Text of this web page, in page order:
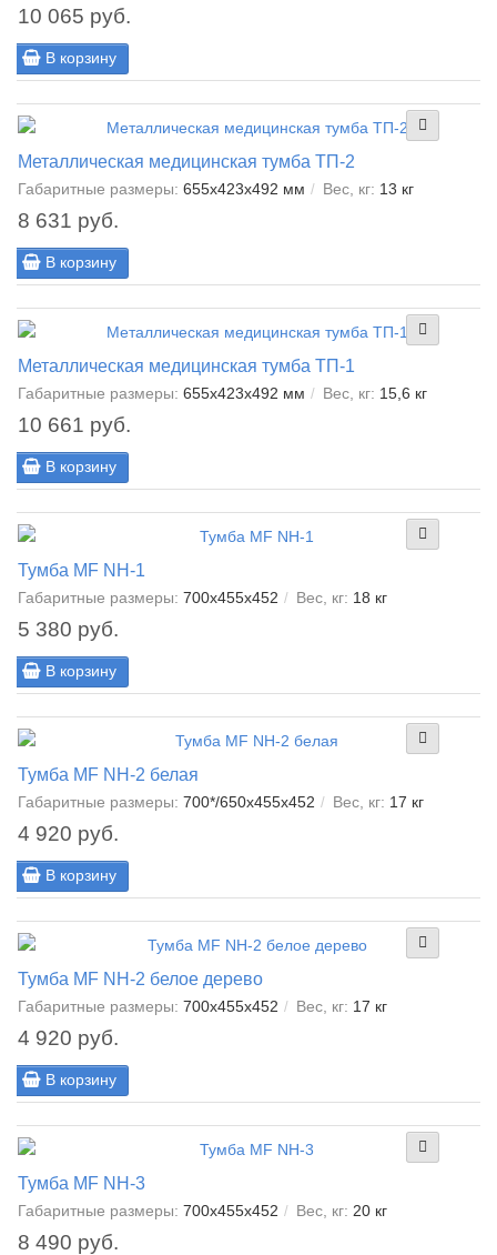
10 065 руб.
В корзину
Металлическая медицинская тумба ТП-2
Габаритные размеры: 655х423х492 мм Вес, кг: 13 кг
8 631 руб.
В корзину
Металлическая медицинская тумба ТП-1
Габаритные размеры: 655х423х492 мм Вес, кг: 15,6 кг
10 661 руб.
В корзину
Тумба МF NH-1
Габаритные размеры: 700x455x452 Вес, кг: 18 кг
5 380 руб.
В корзину
Тумба MF NH-2 белая
Габаритные размеры: 700*/650x455x452 Вес, кг: 17 кг
4 920 руб.
В корзину
Тумба MF NH-2 белое дерево
Габаритные размеры: 700x455x452 Вес, кг: 17 кг
4 920 руб.
В корзину
Тумба МF NH-3
Габаритные размеры: 700x455x452 Вес, кг: 20 кг
8 490 руб.